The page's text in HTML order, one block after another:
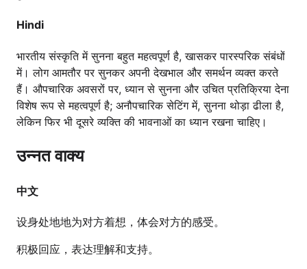
Hindi
भारतीय संस्कृति में सुनना बहुत महत्वपूर्ण है, खासकर पारस्परिक संबंधों
में। लोग आमतौर पर सुनकर अपनी देखभाल और समर्थन व्यक्त करते
हैं। औपचारिक अवसरों पर, ध्यान से सुनना और उचित प्रतिक्रिया देना
विशेष रूप से महत्वपूर्ण है; अनौपचारिक सेटिंग में, सुनना थोड़ा ढीला है,
लेकिन फिर भी दूसरे व्यक्ति की भावनाओं का ध्यान रखना चाहिए।
उन्नत वाक्य
中文
设身处地地为对方着想，体会对方的感受。
积极回应，表达理解和支持。